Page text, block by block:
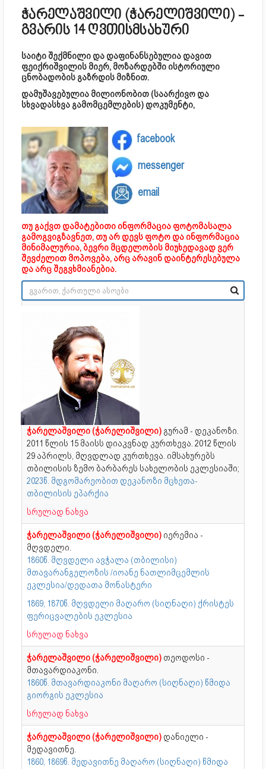
ჭარელაშვილი (ჭარელიშვილი) -
გვარის 14 ღვთისმსახური
საიტი შექმნილი და დაფინანსებულია დავით
ფეიქრიშვილის მიერ, მოზარდებში ისტორიული
ცნობადობის გაზრდის მიზნით.
დამუშავებულია მილიონობით (საარქივო და
სხვადასხვა გამომცემლების) დოკუმენტი,
facebook
messenger
email
თუ გაქვთ დამატებითი ინფორმაცია ფოტომასალა
გამოგვიგზავნეთ, თუ არ დევს ფოტო და ინფორმაცია
მინიმალურია, ბევრი მცდელობის მიუხედავად ვერ
შევძელით მოპოვება, არც არავინ დაინტერესებულა
და არც შეგვხმიანებია.
ჭარელაშვილი (ჭარელიშვილი) გურამ - დეკანოზი.
2011 წლის 15 მაისს დიაკვნად კურთხევა. 2012 წლის
29 აპრილს, მღვდლად კურთხევა. იმსახურებს
თბილისის ზემო ბარბარეს სახელობის ეკლესიაში;
2023წ. მდგომარეობით დეკანოზი მცხეთა-
თბილისის ეპარქია
სრულად ნახვა
ჭარელაშვილი (ჭარელიშვილი) იერემია -
მღვდელი.
1860წ. მღვდელი ავჭალა (თბილისი)
მთავარანგელოზის /იოანე ნათლიმცემლის
ეკლესია/დედათა მონასტერი
1869, 1870წ. მღვდელი მაღარო (სიღნაღი) ქრისტეს
ფერიცვალების ეკლესია
სრულად ნახვა
ჭარელაშვილი (ჭარელიშვილი) თეოდოსი -
მთავარდიაკონი.
1860წ. მთავარდიაკონი მაღარო (სიღნაღი) წმიდა
გიორგის ეკლესია
სრულად ნახვა
ჭარელაშვილი (ჭარელიშვილი) დანიელი -
მედავითნე.
1860, 1869წ. მედავითნე მაღარო (სიღნაღი) წმიდა